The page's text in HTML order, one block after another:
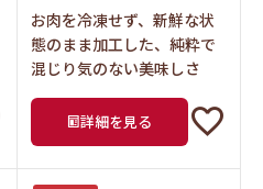
お肉を冷凍せず、新鮮な状
態のまま加工した、純粋で
混じり気のない美味しさ
詳細を見る